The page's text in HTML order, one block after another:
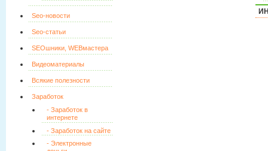
Seo-новости
Seo-статьи
SEOшники, WEBмастера
Видеоматериалы
Всякие полезности
Заработок
- Заработок в
интернете
- Заработок на сайте
- Электронные